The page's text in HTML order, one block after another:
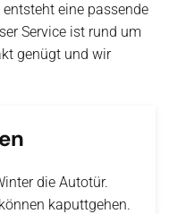
eine passende
Service ist rund um
genügt und wir
die Autotür.
kaputtgehen.